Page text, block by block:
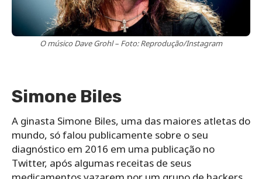
O músico Dave Grohl – Foto: Reprodução/Instagram
Simone Biles
A ginasta Simone Biles, uma das maiores atletas do
mundo, só falou publicamente sobre o seu
diagnóstico em 2016 em uma publicação no
Twitter, após algumas receitas de seus